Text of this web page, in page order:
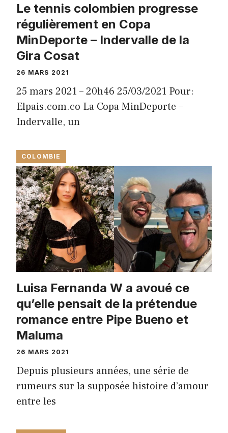
Le tennis colombien progresse
régulièrement en Copa
MinDeporte – Indervalle de la
Gira Cosat
26 MARS 2021
25 mars 2021 – 20h46 25/03/2021 Pour:
Elpais.com.co La Copa MinDeporte –
Indervalle, un
COLOMBIE
Luisa Fernanda W a avoué ce
qu’elle pensait de la prétendue
romance entre Pipe Bueno et
Maluma
26 MARS 2021
Depuis plusieurs années, une série de
rumeurs sur la supposée histoire d’amour
entre les